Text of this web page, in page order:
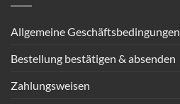
Allgemeine Geschäftsbedingungen
Bestellung bestätigen & absenden
Zahlungsweisen